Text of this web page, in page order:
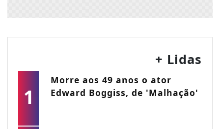
+ Lidas
1
Morre aos 49 anos o ator
Edward Boggiss, de 'Malhação'